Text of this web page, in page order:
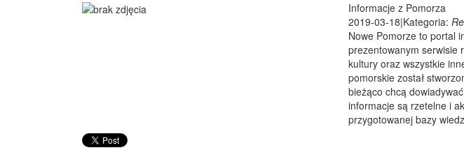
Informacje z Pomorza
2019-03-18|Kategoria:
Nowe Pomorze to portal
prezentowanym serwisie
kultury oraz wszystkie
pomorskie został
bieżąco chcą
informacje są rzetelne i
przygotowanej bazy